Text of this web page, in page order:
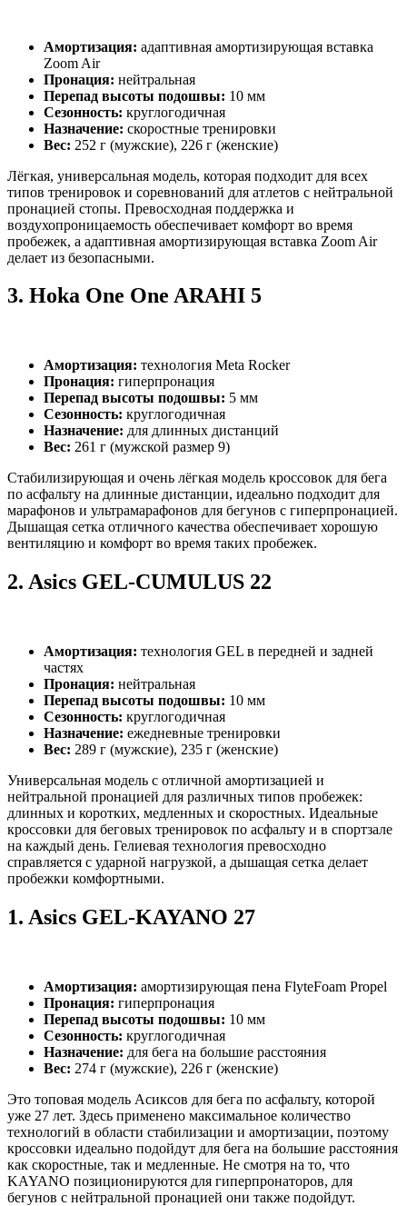
Амортизация: адаптивная амортизирующая вставка
Zoom Air
Пронация: нейтральная
Перепад высоты подошвы: 10 мм
Сезонность: круглогодичная
Назначение: скоростные тренировки
Вес: 252 г (мужские), 226 г (женские)
Лёгкая, универсальная модель, которая подходит для всех
типов тренировок и соревнований для атлетов с нейтральной
пронацией стопы. Превосходная поддержка и
воздухопроницаемость обеспечивает комфорт во время
пробежек, а адаптивная амортизирующая вставка Zoom Air
делает из безопасными.
3. Hoka One One ARAHI 5
Амортизация: технология Meta Rocker
Пронация: гиперпронация
Перепад высоты подошвы: 5 мм
Сезонность: круглогодичная
Назначение: для длинных дистанций
Вес: 261 г (мужской размер 9)
Стабилизирующая и очень лёгкая модель кроссовок для бега
по асфальту на длинные дистанции, идеально подходит для
марафонов и ультрамарафонов для бегунов с гиперпронацией.
Дышащая сетка отличного качества обеспечивает хорошую
вентиляцию и комфорт во время таких пробежек.
2. Asics GEL-CUMULUS 22
Амортизация: технология GEL в передней и задней
частях
Пронация: нейтральная
Перепад высоты подошвы: 10 мм
Сезонность: круглогодичная
Назначение: ежедневные тренировки
Вес: 289 г (мужские), 235 г (женские)
Универсальная модель с отличной амортизацией и
нейтральной пронацией для различных типов пробежек:
длинных и коротких, медленных и скоростных. Идеальные
кроссовки для беговых тренировок по асфальту и в спортзале
на каждый день. Гелиевая технология превосходно
справляется с ударной нагрузкой, а дышащая сетка делает
пробежки комфортными.
1. Asics GEL-KAYANO 27
Амортизация: амортизирующая пена FlyteFoam Propel
Пронация: гиперпронация
Перепад высоты подошвы: 10 мм
Сезонность: круглогодичная
Назначение: для бега на большие расстояния
Вес: 274 г (мужские), 226 г (женские)
Это топовая модель Асиксов для бега по асфальту, которой
уже 27 лет. Здесь применено максимальное количество
технологий в области стабилизации и амортизации, поэтому
кроссовки идеально подойдут для бега на большие расстояния
как скоростные, так и медленные. Не смотря на то, что
KAYANO позиционируются для гиперпронаторов, для
бегунов с нейтральной пронацией они также подойдут.